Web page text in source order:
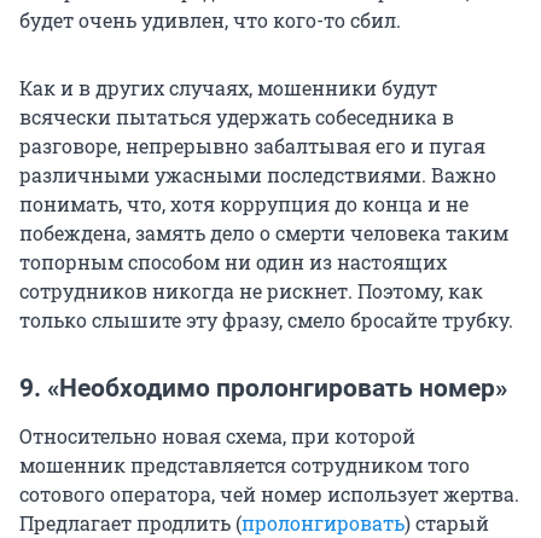
будет очень удивлен, что кого-то сбил.
Как и в других случаях, мошенники будут
всячески пытаться удержать собеседника в
разговоре, непрерывно забалтывая его и пугая
различными ужасными последствиями. Важно
понимать, что, хотя коррупция до конца и не
побеждена, замять дело о смерти человека таким
топорным способом ни один из настоящих
сотрудников никогда не рискнет. Поэтому, как
только слышите эту фразу, смело бросайте трубку.
9. «Необходимо пролонгировать номер»
Относительно новая схема, при которой
мошенник представляется сотрудником того
сотового оператора, чей номер использует жертва.
Предлагает продлить (пролонгировать) старый